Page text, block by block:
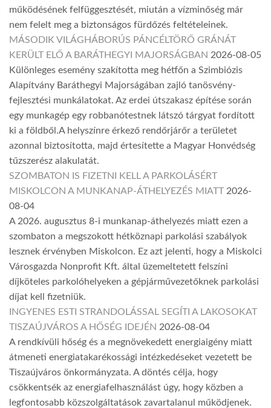
működésének felfüggesztését, miután a vízminőség már
nem felelt meg a biztonságos fürdőzés feltételeinek.
MÁSODIK VILÁGHÁBORÚS PÁNCÉLTÖRŐ GRÁNÁT
KERÜLT ELŐ A BARÁTHEGYI MAJORSÁGBAN 2026-08-05
Különleges esemény szakította meg hétfőn a Szimbiózis
Alapítvány Baráthegyi Majorságában zajló tanösvény-
fejlesztési munkálatokat. Az erdei útszakasz építése során
egy munkagép egy robbanótestnek látszó tárgyat fordított
ki a földből.A helyszínre érkező rendőrjárőr a területet
azonnal biztosította, majd értesítette a Magyar Honvédség
tűzszerész alakulatát.
SZOMBATON IS FIZETNI KELL A PARKOLÁSÉRT
MISKOLCON A MUNKANAP-ÁTHELYEZÉS MIATT 2026-
08-04
A 2026. augusztus 8-i munkanap-áthelyezés miatt ezen a
szombaton a megszokott hétköznapi parkolási szabályok
lesznek érvényben Miskolcon. Ez azt jelenti, hogy a Miskolci
Városgazda Nonprofit Kft. által üzemeltetett felszíni
díjköteles parkolóhelyeken a gépjárművezetőknek parkolási
díjat kell fizetniük.
INGYENES ESTI STRANDOLÁSSAL SEGÍTI A LAKOSOKAT
TISZAÚJVÁROS A HŐSÉG IDEJÉN 2026-08-04
A rendkívüli hőség és a megnövekedett energiaigény miatt
átmeneti energiatakarékossági intézkedéseket vezetett be
Tiszaújváros önkormányzata. A döntés célja, hogy
csökkentsék az energiafelhasználást úgy, hogy közben a
legfontosabb közszolgáltatások zavartalanul működjenek.